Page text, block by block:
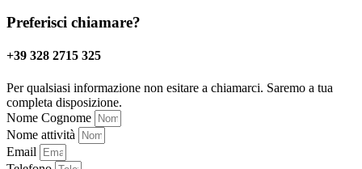
Preferisci chiamare?
+39 328 2715 325
Per qualsiasi informazione non esitare a chiamarci. Saremo a tua
completa disposizione.
Nome Cognome
Nome attività
Email